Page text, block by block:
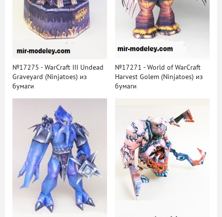
№17275 - WarCraft III Undead
Graveyard (Ninjatoes) из
бумаги
№17271 - World of WarCraft
Harvest Golem (Ninjatoes) из
бумаги